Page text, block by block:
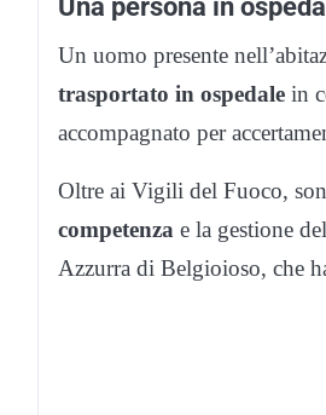
Una persona in
Un uomo presente
trasportato in ospedale in
accompagnato per
Oltre ai Vigili del Fuoco,
competenza e la gestione
Azzurra di Belgioioso, che